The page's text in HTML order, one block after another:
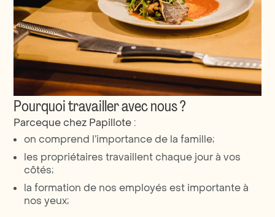
Pourquoi travailler avec nous ?
Parceque chez Papillote :
on comprend l’importance de la famille;
les propriétaires travaillent chaque jour à vos
côtés;
la formation de nos employés est importante à
nos yeux;